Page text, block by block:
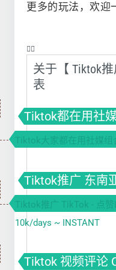
更多的玩法，欢迎
❤️‍🔥
关于【 Tiktok
表
Tiktok都在用社
Tiktok大家都在用社媒组
Tiktok推广 东南
Tiktok推广 TikTok - 点
10k/days ~ INSTANT
Tiktok 视频评论